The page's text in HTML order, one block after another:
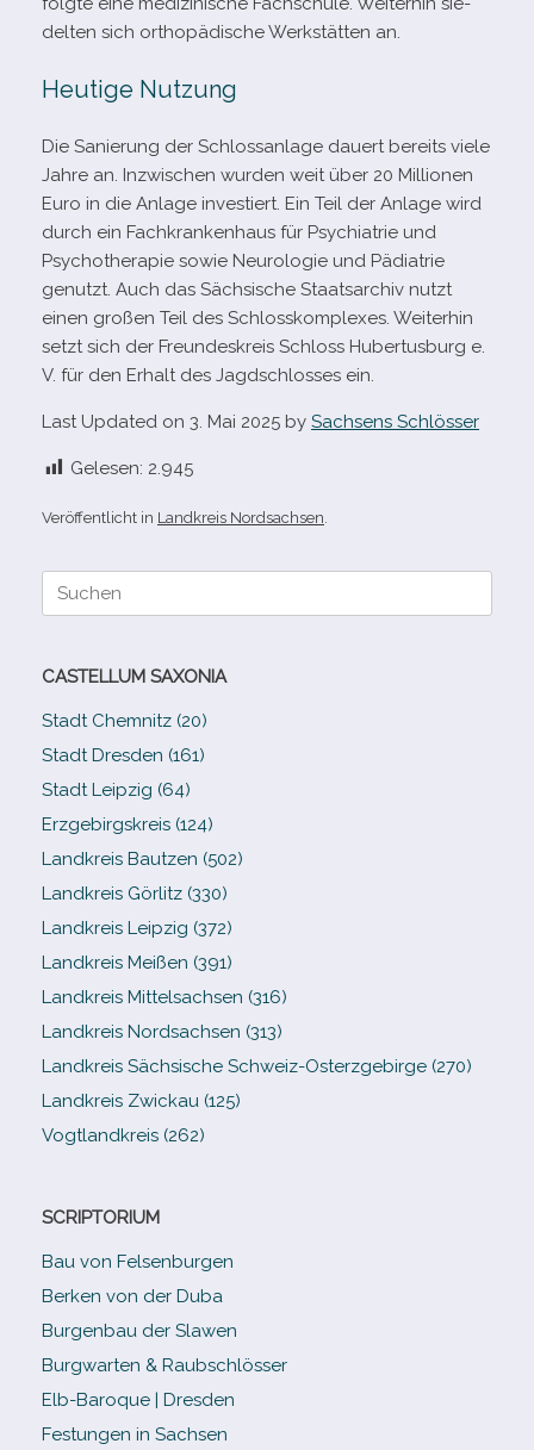
del­ten sich ortho­pä­di­sche Werkstätten an.
Heutige Nutzung
Die Sanierung der Schlossanlage dau­ert bereits viele
Jahre an. Inzwischen wur­den weit über 20 Millionen
Euro in die Anlage inves­tiert. Ein Teil der Anlage wird
durch ein Fachkrankenhaus für Psychiatrie und
Psychotherapie sowie Neurologie und Pädiatrie
genutzt. Auch das Sächsische Staatsarchiv nutzt
einen gro­ßen Teil des Schlosskomplexes. Weiterhin
setzt sich der Freundeskreis Schloss Hubertusburg e.
V. für den Erhalt des Jagdschlosses ein.
Last Updated on 3. Mai 2025 by Sachsens Schlösser
Gelesen: 2.945
Veröffentlicht in Landkreis Nordsachsen
Suche
CASTELLUM SAXONIA
Stadt Chemnitz (20)
Stadt Dresden (161)
Stadt Leipzig (64)
Erzgebirgskreis (124)
Landkreis Bautzen (502)
Landkreis Görlitz (330)
Landkreis Leipzig (372)
Landkreis Meißen (391)
Landkreis Mittelsachsen (316)
Landkreis Nordsachsen (313)
Landkreis Sächsische Schweiz-​Osterzgebirge (270)
Landkreis Zwickau (125)
Vogtlandkreis (262)
SCRIPTORIUM
Bau von Felsenburgen
Berken von der Duba
Burgenbau der Slawen
Burgwarten & Raubschlösser
Elb-​Baroque | Dresden
Festungen in Sachsen